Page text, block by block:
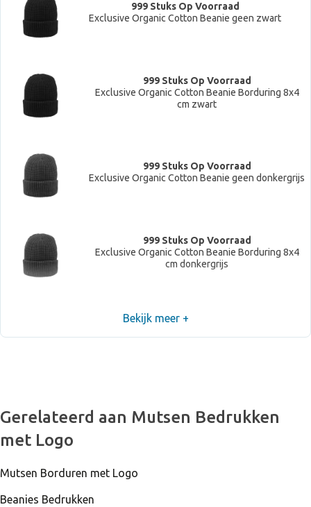
999 Stuks Op Voorraad
Exclusive Organic Cotton Beanie geen zwart
999 Stuks Op Voorraad
Exclusive Organic Cotton Beanie Borduring 8x4
cm zwart
999 Stuks Op Voorraad
Exclusive Organic Cotton Beanie geen donkergrijs
999 Stuks Op Voorraad
Exclusive Organic Cotton Beanie Borduring 8x4
cm donkergrijs
999 Stuks Op Voorraad
Exclusive Organic Cotton Beanie geen navy
Exclusive Organic Cotton Beanie Borduring 8x4
cm navy
Bekijk meer +
Gerelateerd aan Mutsen Bedrukken
met Logo
Mutsen Borduren met Logo
Beanies Bedrukken